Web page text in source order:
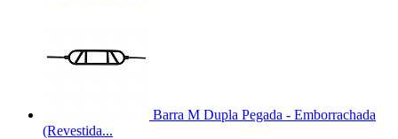
Barra M Dupla Pegada - Emborrachada
(Revestida...